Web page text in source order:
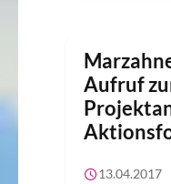
Aufruf
13.04.2017